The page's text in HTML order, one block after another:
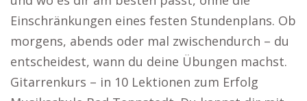
Einschränkungen eines festen Stundenplans. Ob
morgens, abends oder mal zwischendurch – du
entscheidest, wann du deine Übungen machst.
Gitarrenkurs – in 10 Lektionen zum Erfolg